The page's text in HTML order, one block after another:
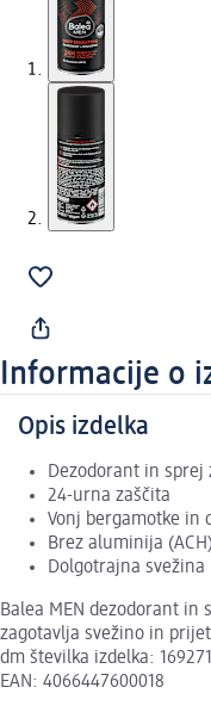
Informacije o
Opis izdelka
Dezodorant in sprej
24-urna zaščita
Vonj bergamotke in
Brez aluminija (ACH)
Dolgotrajna svežina
Balea MEN dezodorant in
zagotavlja svežino in
dm številka izdelka:
EAN: 4066447600018